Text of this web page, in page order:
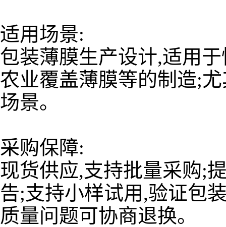
适用场景:
包装薄膜生产设计,适用
农业覆盖薄膜等的制造;
场景。
采购保障:
现货供应,支持批量采购;
告;支持小样试用,验证包
质量问题可协商退换。